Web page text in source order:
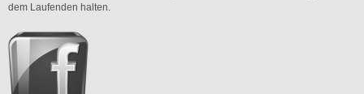
dem Laufenden halten.